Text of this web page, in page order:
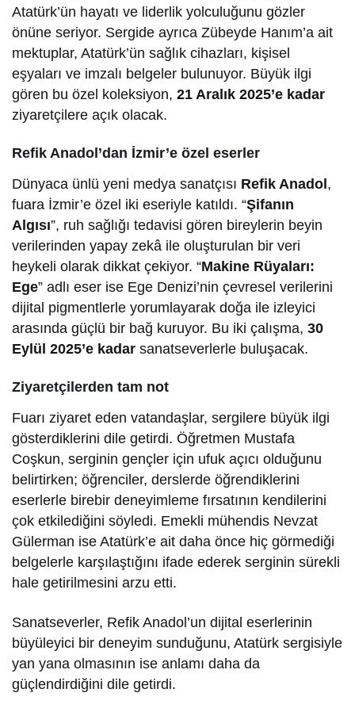
Atatürk’ün hayatı ve liderlik yolculuğunu gözler
önüne seriyor. Sergide ayrıca Zübeyde Hanım’a ait
mektuplar, Atatürk’ün sağlık cihazları, kişisel
eşyaları ve imzalı belgeler bulunuyor. Büyük ilgi
gören bu özel koleksiyon,21 Aralık 2025’e kadar
ziyaretçilere açık olacak.
Refik Anadol’dan İzmir’e özel eserler
Dünyaca ünlü yeni medya sanatçısı Refik Anadol,
fuara İzmir’e özel iki eseriyle katıldı. “Şifanın
Algısı”, ruh sağlığı tedavisi gören bireylerin beyin
verilerinden yapay zekâ ile oluşturulan bir veri
heykeli olarak dikkat çekiyor. “Makine Rüyaları:
Ege” adlı eser ise Ege Denizi’nin çevresel verilerini
dijital pigmentlerle yorumlayarak doğa ile izleyici
arasında güçlü bir bağ kuruyor. Bu iki çalışma,30
Eylül 2025’e kadar sanatseverlerle buluşacak.
Ziyaretçilerden tam not
Fuarı ziyaret eden vatandaşlar, sergilere büyük ilgi
gösterdiklerini dile getirdi. Öğretmen Mustafa
Coşkun, serginin gençler için ufuk açıcı olduğunu
belirtirken; öğrenciler, derslerde öğrendiklerini
eserlerle birebir deneyimleme fırsatının kendilerini
çok etkilediğini söyledi. Emekli mühendis Nevzat
Gülerman ise Atatürk’e ait daha önce hiç görmediği
belgelerle karşılaştığını ifade ederek serginin sürekli
hale getirilmesini arzu etti.
Sanatseverler, Refik Anadol’un dijital eserlerinin
büyüleyici bir deneyim sunduğunu, Atatürk sergisiyle
yan yana olmasının ise anlamı daha da
güçlendirdiğini dile getirdi.